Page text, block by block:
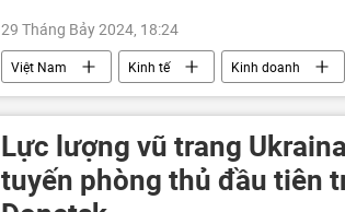
29 Tháng Bảy 2024, 18:24
Việt Nam Kinh tế Kinh doanh
Lực lượng vũ trang
tuyến phòng thủ đầu tiên